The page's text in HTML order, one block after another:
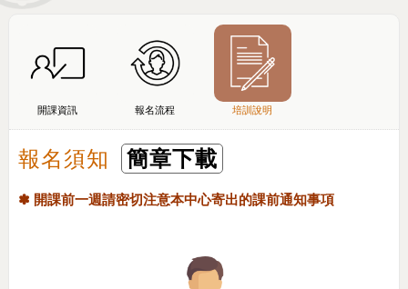
開課資訊 報名流程 培訓說明
報名須知 簡章下載
✽ 開課前一週請密切注意本中心寄出的課前通知事項